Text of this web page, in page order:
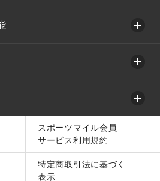
スポーツマイル会員
サービス利用規約
特定商取引法に基づく
表示